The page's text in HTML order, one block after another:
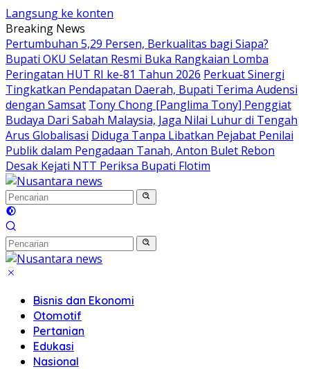
Langsung ke konten
Breaking News
Pertumbuhan 5,29 Persen, Berkualitas bagi Siapa?
Bupati OKU Selatan Resmi Buka Rangkaian Lomba
Peringatan HUT RI ke-81 Tahun 2026 Perkuat Sinergi
Tingkatkan Pendapatan Daerah, Bupati Terima Audensi
dengan Samsat Tony Chong [Panglima Tony] Penggiat
Budaya Dari Sabah Malaysia, Jaga Nilai Luhur di Tengah
Arus Globalisasi Diduga Tanpa Libatkan Pejabat Penilai
Publik dalam Pengadaan Tanah, Anton Bulet Rebon
Desak Kejati NTT Periksa Bupati Flotim
Bisnis dan Ekonomi
Otomotif
Pertanian
Edukasi
Nasional